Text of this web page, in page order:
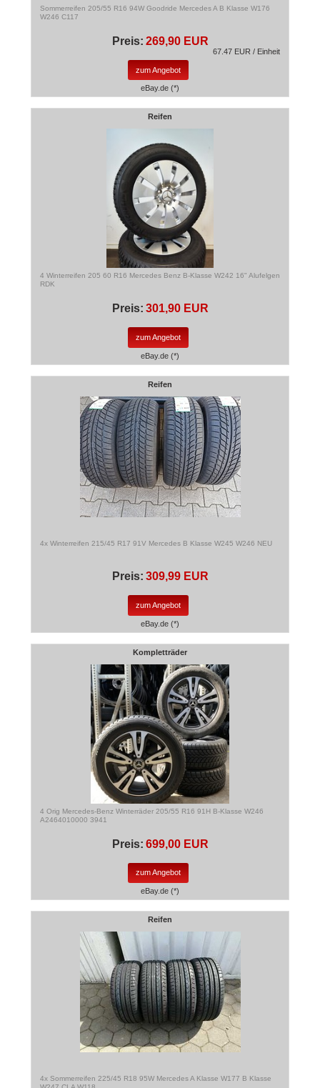
Sommerreifen 205/55 R16 94W Goodride Mercedes A B Klasse W176
W246 C117
Preis: 269,90 EUR
67.47 EUR / Einheit
zum Angebot
eBay.de (*)
Reifen
4 Winterreifen 205 60 R16 Mercedes Benz B-Klasse W242 16" Alufelgen
RDK
Preis: 301,90 EUR
zum Angebot
eBay.de (*)
Reifen
4x Winterreifen 215/45 R17 91V Mercedes B Klasse W245 W246 NEU
Preis: 309,99 EUR
zum Angebot
eBay.de (*)
Kompletträder
4 Orig Mercedes-Benz Winterräder 205/55 R16 91H B-Klasse W246
A2464010000 3941
Preis: 699,00 EUR
zum Angebot
eBay.de (*)
Reifen
4x Sommerreifen 225/45 R18 95W Mercedes A Klasse W177 B Klasse